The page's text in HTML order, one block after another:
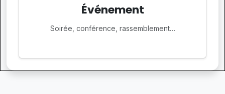
Événement
Soirée, conférence, rassemblement…